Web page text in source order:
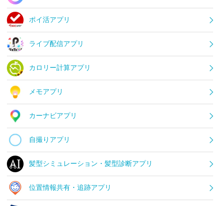
ポイ活アプリ
ライブ配信アプリ
カロリー計算アプリ
メモアプリ
カーナビアプリ
自撮りアプリ
髪型シミュレーション・髪型診断アプリ
位置情報共有・追跡アプリ